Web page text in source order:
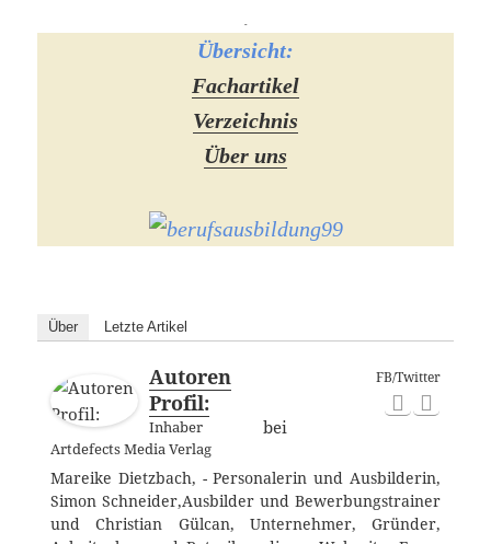
-
Übersicht:
Fachartikel
Verzeichnis
Über uns
Über Letzte Artikel
FB/Twitter
Autoren
Profil:
Inhaber bei
Artdefects Media Verlag
Mareike Dietzbach, - Personalerin und Ausbilderin,
Simon Schneider,Ausbilder und Bewerbungstrainer
und Christian Gülcan, Unternehmer, Gründer,